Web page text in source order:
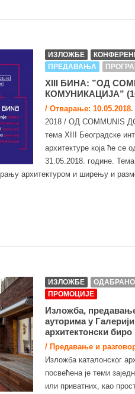
ИЗЛОЖБЕ
ПРЕДАВАЊА
XIII БИНА: ”ОД
КОМУНИКАЦИЈА”
/ Отварање:
2018 / ОД COMMUNIS
тема XIII Београдске
архитектуре која ће се
31.05.2018. године. Тема
архитектуром и ширењу и
ИЗЛОЖБЕ ОДАБРАНО
ПРОМОЦИЈЕ
Изложба,
ауторима у
архитектонски биро
/ Предавање и
Изложба каталонског
посвећена је теми
или приватних, као